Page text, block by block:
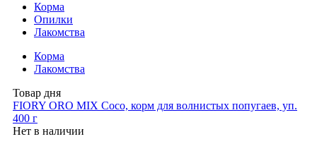
Корма
Опилки
Лакомства
Корма
Лакомства
Товар дня
FIORY ORO MIX Coco, корм для волнистых попугаев, уп.
400 г
Нет в наличии